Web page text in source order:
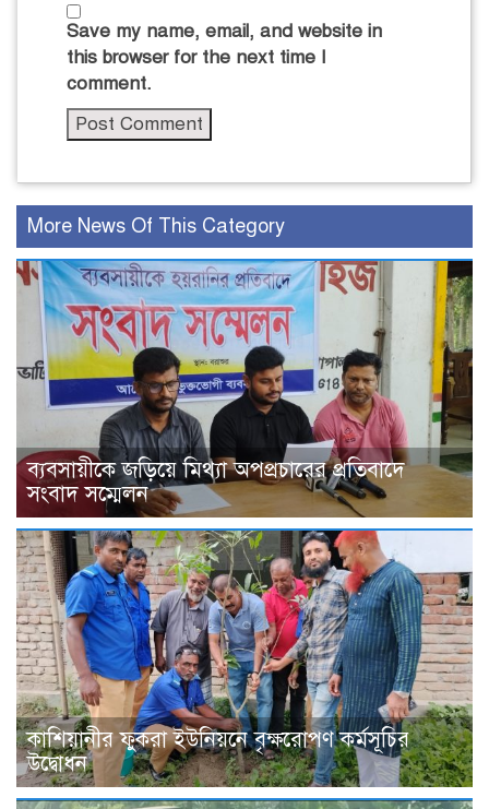
Save my name, email, and website in
this browser for the next time I
comment.
More News Of This Category
ব্যবসায়ীকে জড়িয়ে মিথ্যা অপপ্রচারের প্রতিবাদে
সংবাদ সম্মেলন
কাশিয়ানীর ফুকরা ইউনিয়নে বৃক্ষরোপণ কর্মসূচির
উদ্বোধন